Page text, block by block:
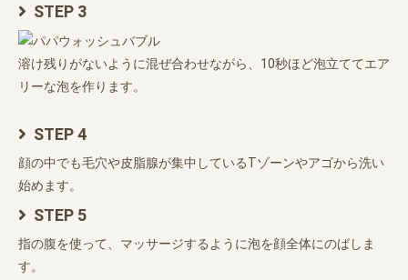
STEP 3
溶け残りがないように混ぜ合わせながら、10秒ほど泡立ててエア
リーな泡を作ります。
STEP 4
顔の中でも毛穴や皮脂腺が集中しているTゾーンやアゴから洗い
始めます。
STEP 5
指の腹を使って、マッサージするように泡を顔全体にのばしま
す。